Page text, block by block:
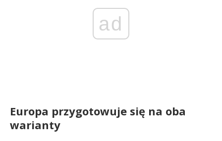
ad
Europa przygotowuje się na oba
warianty